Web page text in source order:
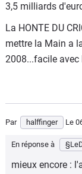
3,5 milliards
La HONTE DU
mettre la Main a
2008...facile avec
Par halffinger Le
En réponse à
mieux encore :